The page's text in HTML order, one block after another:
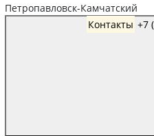
Петропавловск-Камчатский
Контакты